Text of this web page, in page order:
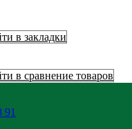
в закладки
в сравнение товаров
91